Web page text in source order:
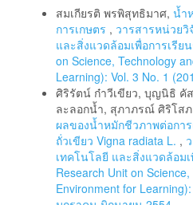
สมเกียรติ พรพิสุทธิมาศ, น้ำ
การเกษตร , วารสารหน่วย
และสิ่งแวดล้อมเพื่อการเรีย
on Science, Technology
Learning): Vol. 3 No. 1
ศิริรัตน์ ก๋าวีเขียว, บุญนิธิ
ละลอกน้ำ, สุภาภรณ์ ศิริโส
ผลของน้ำหมักชีวภาพต่อกา
ถั่วเขียว Vigna radiata L. ,
เทคโนโลยี และสิ่งแวดล้อม
Research Unit on
Environment for